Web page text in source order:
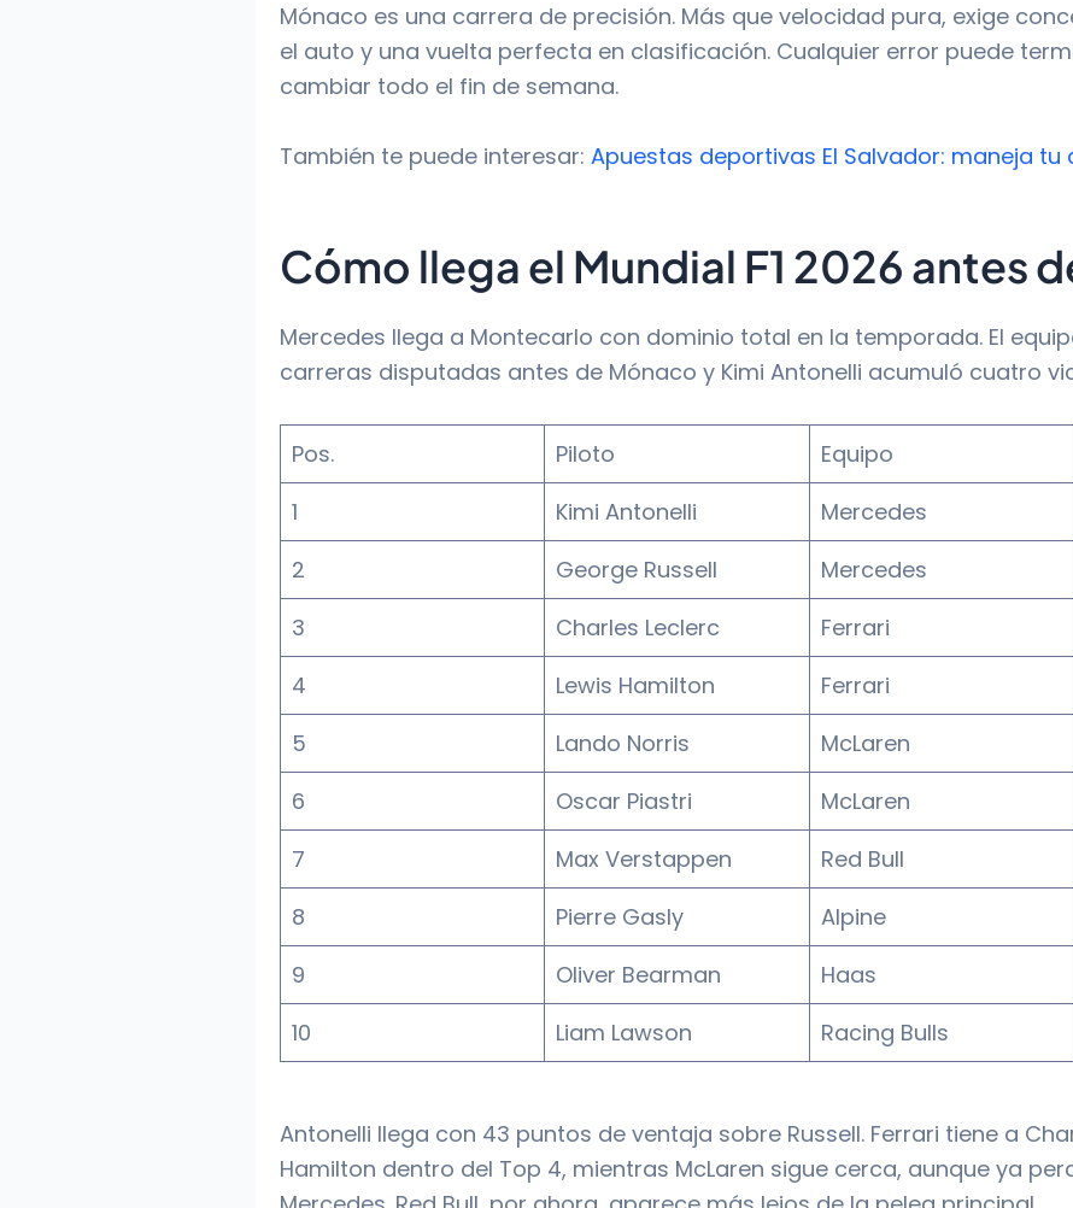
Mónaco es una carrera de precisión. Más que velocidad pura, exige
el auto y una vuelta perfecta en clasificación. Cualquier error puede
cambiar todo el fin de semana.
También te puede interesar: Apuestas deportivas El Salvador: maneja tu
Cómo llega el Mundial F1 2026 antes
Mercedes llega a Montecarlo con dominio total en la temporada. El
carreras disputadas antes de Mónaco y Kimi Antonelli acumuló cuatro
Pos. Piloto Equipo
1
Kimi Antonelli Mercedes
2
George Russell Mercedes
3
Charles Leclerc Ferrari
4
Lewis Hamilton Ferrari
5
Lando Norris McLaren
6
Oscar Piastri McLaren
7
Max Verstappen Red Bull
8
Pierre Gasly Alpine
9
Oliver Bearman Haas
10
Liam Lawson Racing Bulls
Antonelli llega con 43 puntos de ventaja sobre Russell. Ferrari tiene a
Hamilton dentro del Top 4, mientras McLaren sigue cerca, aunque ya